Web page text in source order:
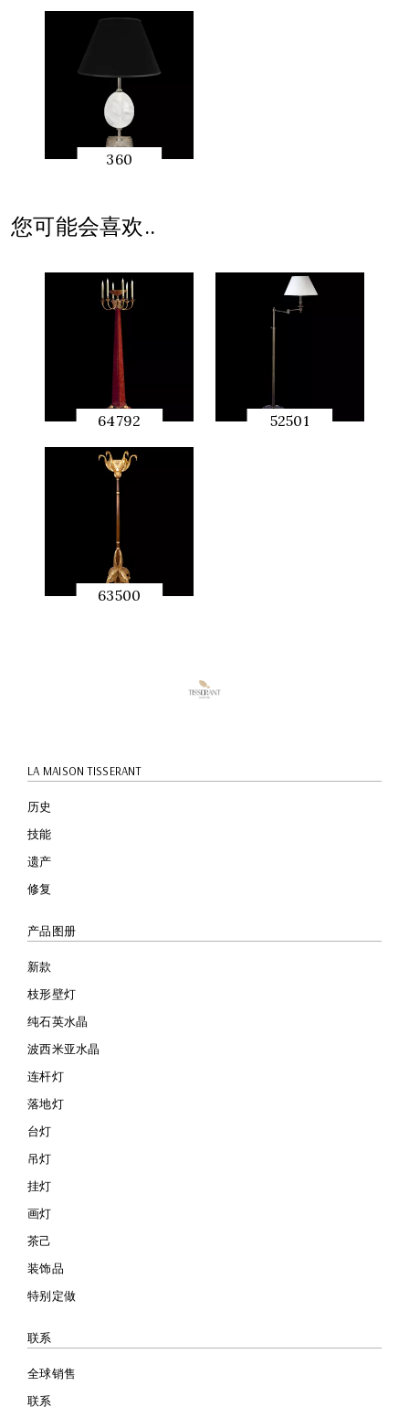
快速预
360
您可能会喜欢..
64792
快速预
览
52501
63500
LA MAISON TISSERANT
历史
技能
遗产
修复
产品图册
新款
枝形壁灯
纯石英水晶
波西米亚水晶
连杆灯
落地灯
台灯
吊灯
挂灯
画灯
茶己
装饰品
特别定做
联系
全球销售
联系